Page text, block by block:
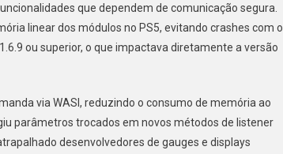
que dependem de comunicação segura.
linear dos módulos no PS5, evitando crashes com o
ou superior, o que impactava diretamente a versão
via WASI, reduzindo o consumo de memória ao
parâmetros trocados em novos métodos de listener
desenvolvedores de gauges e displays